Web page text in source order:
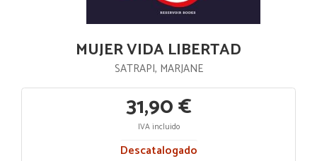
MUJER VIDA LIBERTAD
SATRAPI, MARJANE
31,90 €
IVA incluido
Descatalogado